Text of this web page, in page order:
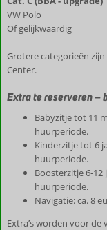
VW Polo
Of gelijkwaardig
Grotere categorieën
Center.
Extra te reserveren –
Babyzitje tot 11
huurperiode.
Kinderzitje tot 6
huurperiode.
Boosterzitje 6-12
huurperiode.
Navigatie: ca. 8
Extra’s worden voor